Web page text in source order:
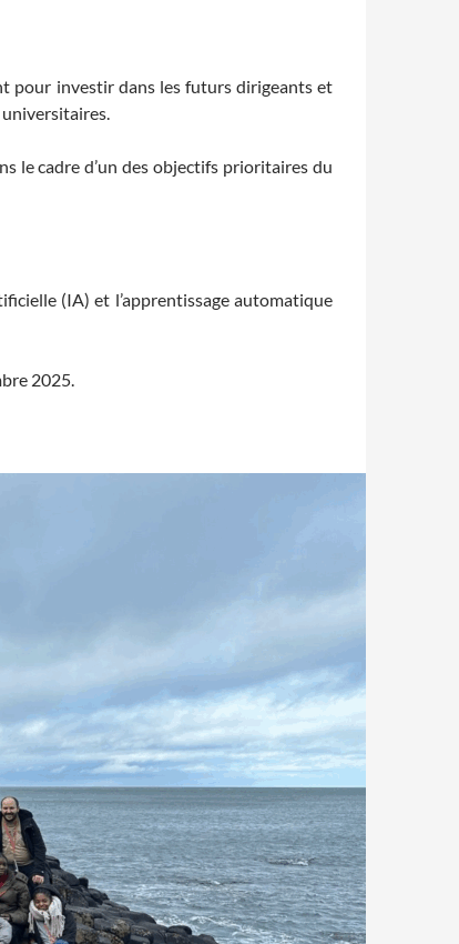
pour investir dans les futurs dirigeants et
universitaires.
le cadre d’un des objectifs prioritaires du
(IA) et l’apprentissage automatique
2025.